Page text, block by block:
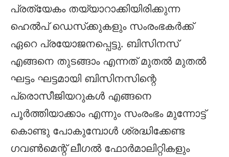
പ്രത്യേകം തയ്യാറാക്കിയിരിക്കുന്ന
ഹെല്‍പ് ഡെസ്‌ക്കുകളും സംരംഭകര്‍ക്ക്
ഏറെ പ്രയോജനപ്പെട്ടു. ബിസിനസ്
എങ്ങനെ തുടങ്ങാം എന്നത് മുതല്‍ മുതല്‍
ഘട്ടം ഘട്ടമായി ബിസിനസിന്റെ
പ്രൊസീജിയറുകള്‍ എങ്ങനെ
പൂര്‍ത്തിയാക്കാം എന്നും സംരംഭം മുന്നോട്ട്
കൊണ്ടു പോകുമ്പോള്‍ ശ്രദ്ധിക്കേണ്ട
ഗവണ്‍മെന്റ് ലീഗല്‍ ഫോര്‍മാലിറ്റികളും